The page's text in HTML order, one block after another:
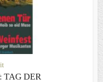
TAG DER